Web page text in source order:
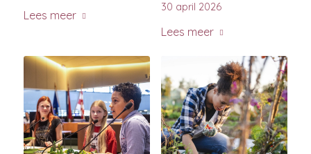
Lees meer
30 april 2026
Lees meer